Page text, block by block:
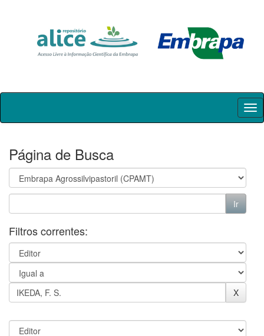
Skip
Página de Busca
Filtros correntes: